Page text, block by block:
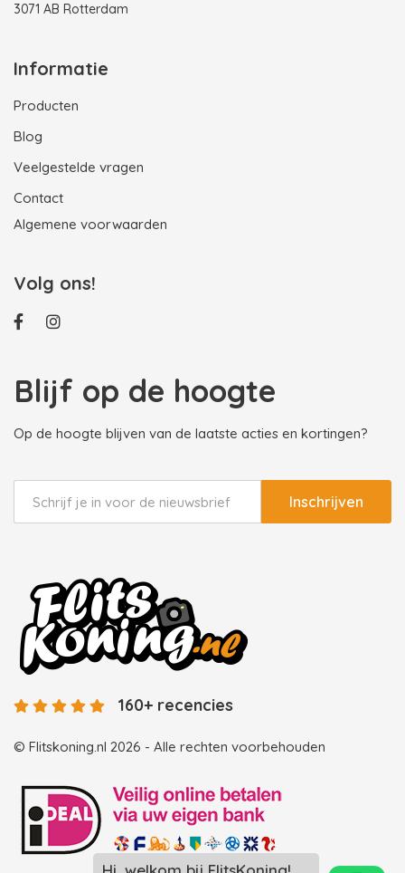
3071 AB Rotterdam
Informatie
Producten
Blog
Veelgestelde vragen
Contact
Algemene voorwaarden
Volg ons!
Blijf op de hoogte
Op de hoogte blijven van de laatste acties en kortingen?
Inschrijven
© Flitskoning.nl 2026 - Alle rechten voorbehouden
160+ recencies